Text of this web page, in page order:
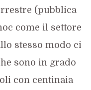
(pubblica
come il settore
stesso modo ci
sono in grado
con centinaia